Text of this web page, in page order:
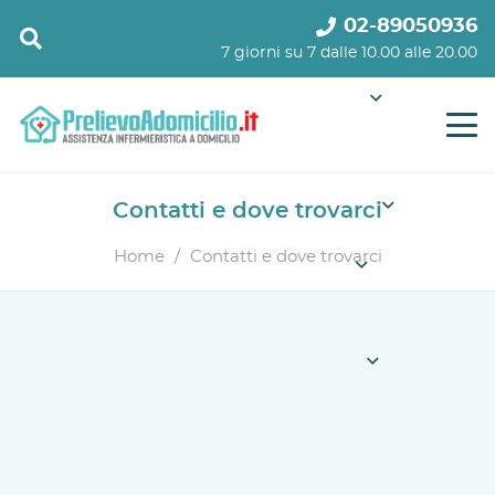
02-89050936
7 giorni su 7 dalle 10.00 alle 20.00
Contatti e dove trovarci
Home / Contatti e dove trovarci